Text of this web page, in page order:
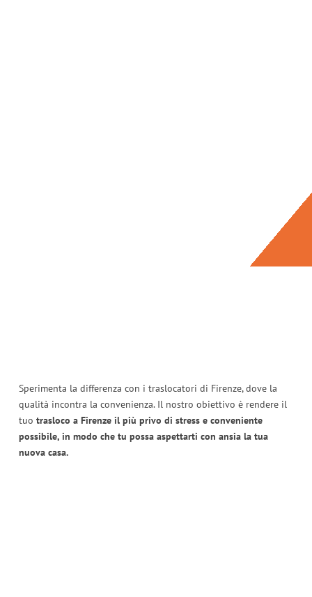
Sperimenta la differenza con i traslocatori di Firenze, dove la
qualità incontra la convenienza. Il nostro obiettivo è rendere il
tuo trasloco a Firenze il più privo di stress e conveniente
possibile, in modo che tu possa aspettarti con ansia la tua
nuova casa.